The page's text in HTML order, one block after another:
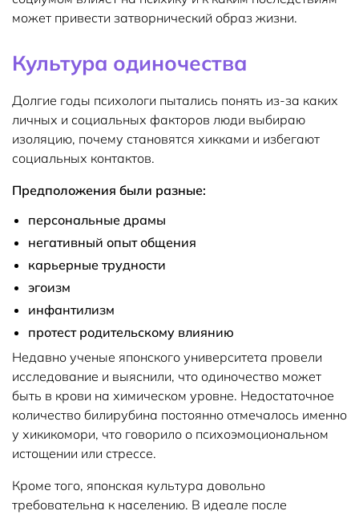
может привести затворнический образ жизни.
Культура одиночества
Долгие годы психологи пытались понять из-за каких
личных и социальных факторов люди выбираю
изоляцию, почему становятся хикками и избегают
социальных контактов.
Предположения были разные:
персональные драмы
негативный опыт общения
карьерные трудности
эгоизм
инфантилизм
протест родительскому влиянию
Недавно ученые японского университета провели
исследование и выяснили, что одиночество может
быть в крови на химическом уровне. Недостаточное
количество билирубина постоянно отмечалось именно
у хикикомори, что говорило о психоэмоциональном
истощении или стрессе.
Кроме того, японская культура довольно
требовательна к населению. В идеале после